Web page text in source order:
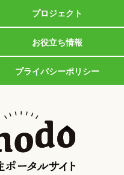
プロジェクト
お役立ち情報
プライバシーポリシー